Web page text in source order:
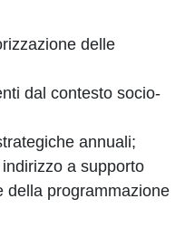
delle
dal contesto socio-
annuali;
a supporto
della programmazione